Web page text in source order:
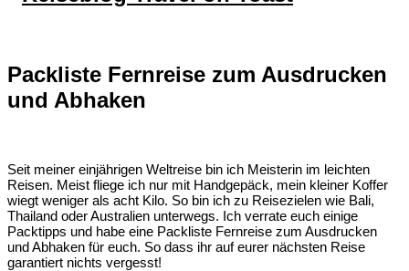
Packliste Fernreise zum Ausdrucken
und Abhaken
Seit meiner einjährigen Weltreise bin ich Meisterin im leichten
Reisen. Meist fliege ich nur mit Handgepäck, mein kleiner Koffer
wiegt weniger als acht Kilo. So bin ich zu Reisezielen wie Bali,
Thailand oder Australien unterwegs. Ich verrate euch einige
Packtipps und habe eine Packliste Fernreise zum Ausdrucken
und Abhaken für euch. So dass ihr auf eurer nächsten Reise
garantiert nichts vergesst!